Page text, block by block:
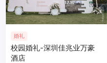
婚礼
校园婚礼-深圳佳兆业万豪
酒店